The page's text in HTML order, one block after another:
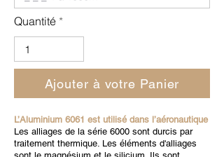
Quantité
Ajouter à votre Panier
L’Aluminium 6061 est utilisé dans l’aéronautique
Les alliages de la série 6000 sont durcis par
traitement thermique. Les éléments d'alliages